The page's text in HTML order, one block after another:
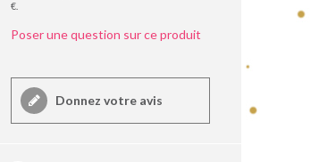
€
Poser une question sur ce produit
Donnez votre avis